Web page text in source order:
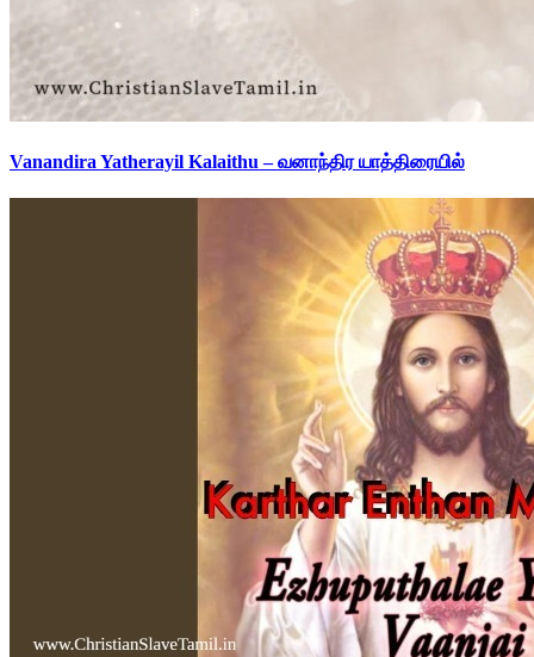
Vanandira Yatherayil Kalaithu – வனாந்திர யாத்திரையில்